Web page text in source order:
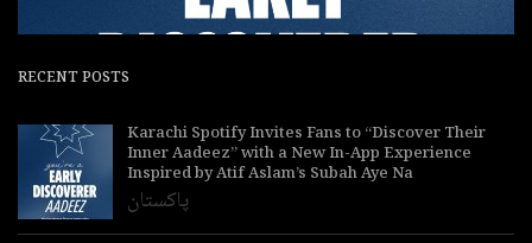
RECENT POSTS
Karachi Spotify Invites Fans to “Discover Their
Inner Aadeez” with a New In-App Experience
Inspired by Atif Aslam’s Subah Aye Na
پاکستان